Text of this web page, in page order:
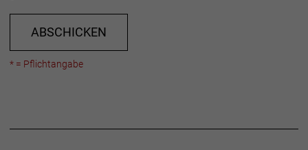
ABSCHICKEN
* = Pflichtangabe